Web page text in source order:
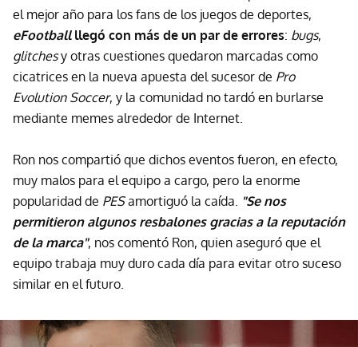
el mejor año para los fans de los juegos de deportes,
eFootballllegó con más de un par de errores: bugs,
glitchesy otras cuestiones quedaron marcadas como
cicatrices en la nueva apuesta del sucesor de Pro
Evolution Soccer, y la comunidad no tardó en burlarse
mediante memes alrededor de Internet.
Ron nos compartió que dichos eventos fueron, en efecto,
muy malos para el equipo a cargo, pero la enorme
popularidad de PESamortiguó la caída. "Se nos
permitieron algunos resbalones gracias a la reputación
de la marca", nos comentó Ron, quien aseguró que el
equipo trabaja muy duro cada día para evitar otro suceso
similar en el futuro.